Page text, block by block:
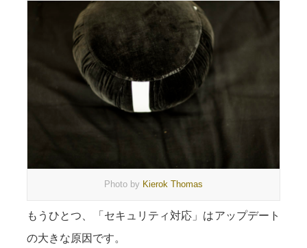
Photo by Kierok Thomas
もうひとつ、「セキュリティ対応」はアップデート
の大きな原因です。